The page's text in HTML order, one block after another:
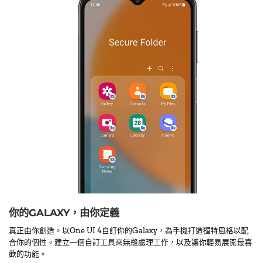
你的GALAXY，由你定義
真正由你創造。以One UI 4自訂你的Galaxy，為手機打造獨特風格以配
合你的個性。建立一個自訂工具來無縫處理工作，以及讓你輕易展開最喜
歡的功能。